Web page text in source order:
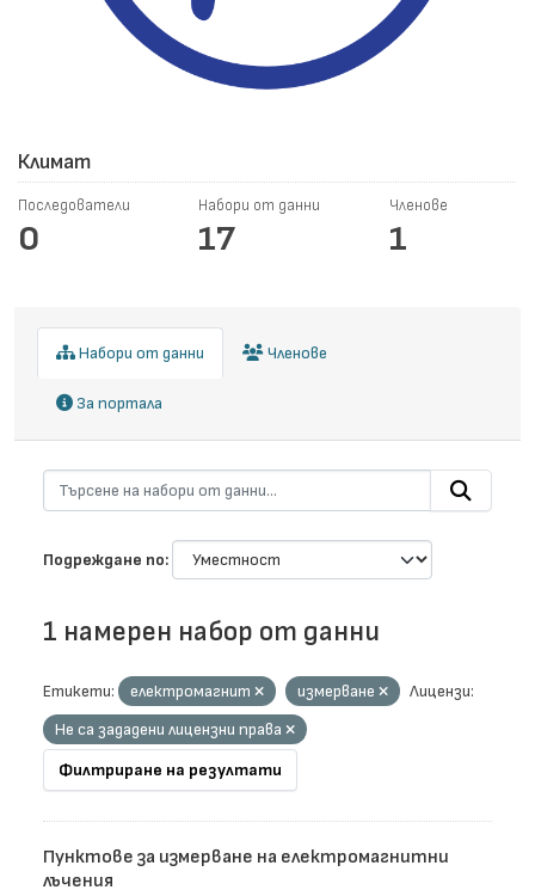
Климат
Последователи
0
Набори от данни
17
Членове
1
Набори от данни Членове
За портала
Подреждане по
1 намерен набор от данни
Етикети: електромагнит измерване
Лицензи:
Не са зададени лицензни права
Филтриране на резултати
Пунктове за измерване на електромагнитни
лъчения